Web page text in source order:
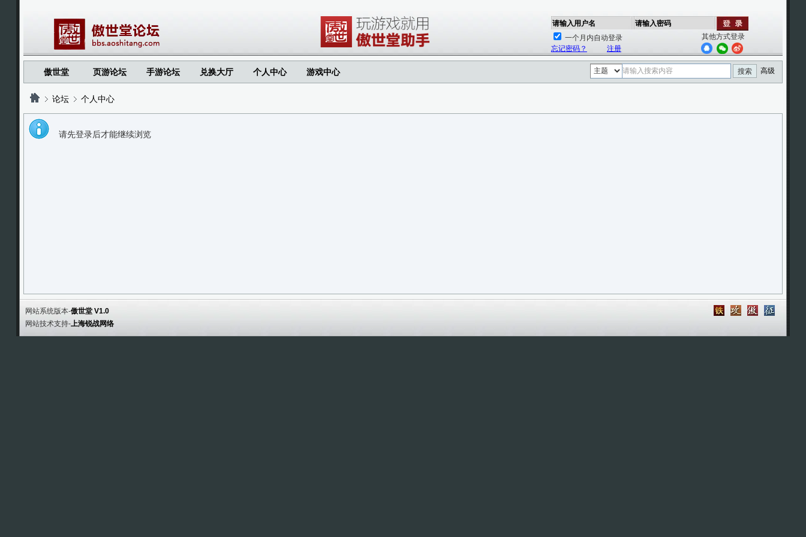
请输入用户名
请输入密码
一个月内自动登录
忘记密码？
注册
其他方式登录
傲世堂 页游论坛 手游论坛 兑换大厅 个人中心 游戏中心 搜索 高级
论坛 个人中心
请先登录后才能继续浏览
网站系统版本-傲世堂 V1.0
网站技术支持-上海锐战网络